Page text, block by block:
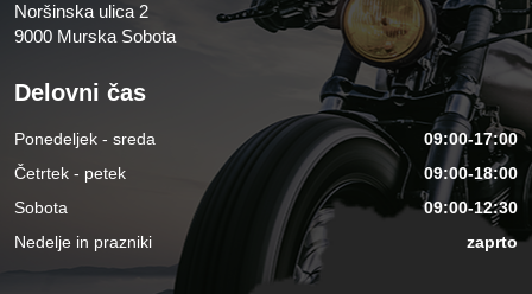
Noršinska ulica 2
9000 Murska Sobota
Delovni čas
Ponedeljek - sreda
09:00-17:00
Četrtek - petek
09:00-18:00
Sobota
09:00-12:30
Nedelje in prazniki
zaprto